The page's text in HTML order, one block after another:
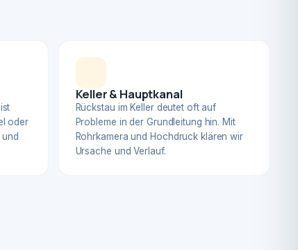
oder
und
Keller & Hauptkanal
Rückstau im Keller deutet oft auf
Probleme in der Grundleitung hin. Mit
Rohrkamera und Hochdruck klären wir
Ursache und Verlauf.